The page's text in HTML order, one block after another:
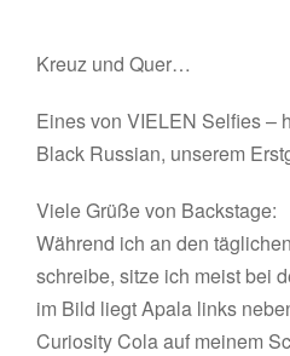
Kreuz und Quer…
Eines von VIELEN Selfies –
Black Russian, unserem
Viele Grüße von Backstage:
Während ich an den
schreibe, sitze ich meist bei
im Bild liegt Apala links
Curiosity Cola auf meinem